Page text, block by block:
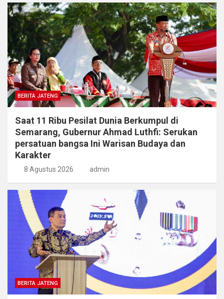
BERITA JATENG
Saat 11 Ribu Pesilat Dunia Berkumpul di
Semarang, Gubernur Ahmad Luthfi: Serukan
persatuan bangsa Ini Warisan Budaya dan
Karakter
8 Agustus 2026 admin
BERITA JATENG